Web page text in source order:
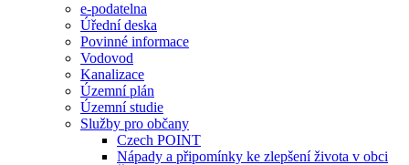
e-podatelna
Úřední deska
Povinné informace
Vodovod
Kanalizace
Územní plán
Územní studie
Služby pro občany
Czech POINT
Nápady a připomínky ke zlepšení života v obci